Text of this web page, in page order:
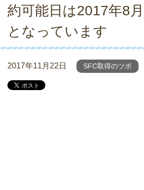
約可能日は2017年8
となっています
2017年11月22日 SFC取得のツボ